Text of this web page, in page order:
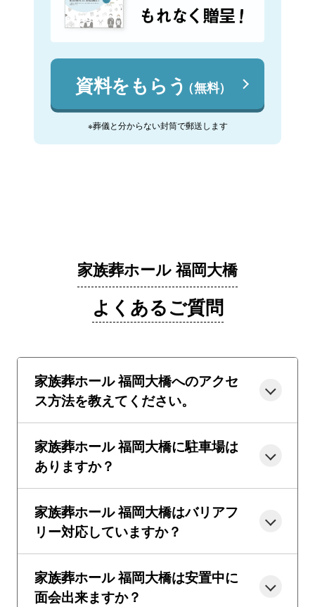
資料をもらう（無料）
※葬儀と分からない封筒で郵送します
家族葬ホール 福岡大橋
よくあるご質問
家族葬ホール 福岡大橋へのアクセ
ス方法を教えてください。
家族葬ホール 福岡大橋に駐車場は
ありますか？
家族葬ホール 福岡大橋はバリアフ
リー対応していますか？
家族葬ホール 福岡大橋は安置中に
面会出来ますか？